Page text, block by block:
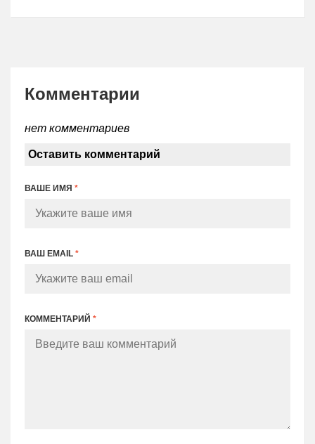
Комментарии
нет комментариев
Оставить комментарий
ВАШЕ ИМЯ *
ВАШ EMAIL *
КОММЕНТАРИЙ *